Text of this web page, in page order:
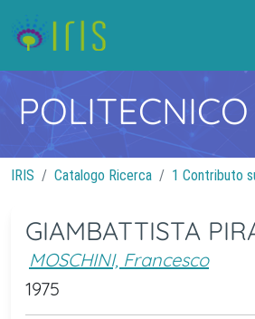
IRIS Catalogo Ricerca 1 Contributo
GIAMBATTISTA
MOSCHINI, Francesco
1975